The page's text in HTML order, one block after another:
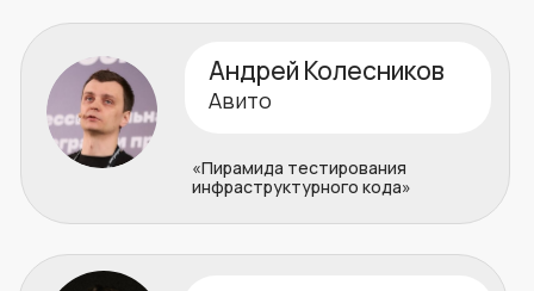
04
Практики DevOps и CI\CD
Оптимизация производительности и
тюнинг